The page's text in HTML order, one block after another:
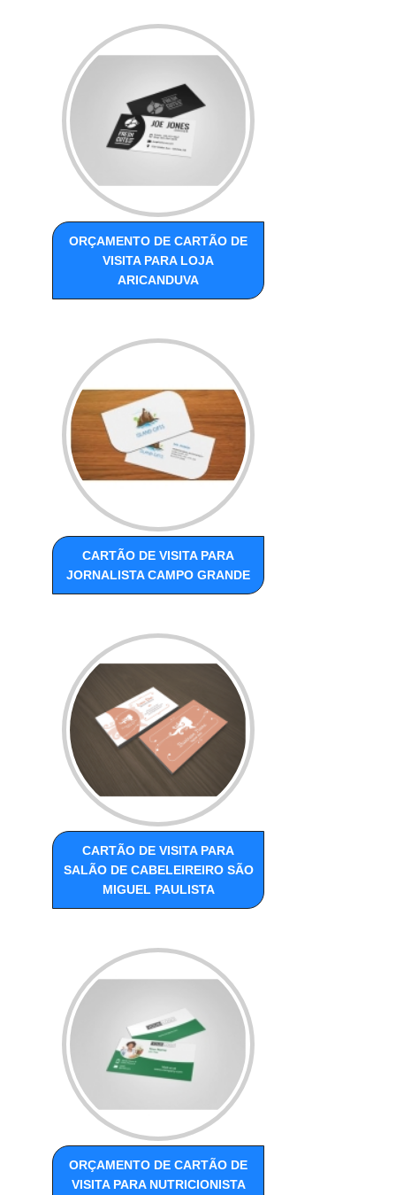
ORÇAMENTO DE CARTÃO DE
VISITA PARA LOJA
ARICANDUVA
CARTÃO DE VISITA PARA
JORNALISTA CAMPO GRANDE
CARTÃO DE VISITA PARA
SALÃO DE CABELEIREIRO SÃO
MIGUEL PAULISTA
ORÇAMENTO DE CARTÃO DE
VISITA PARA NUTRICIONISTA